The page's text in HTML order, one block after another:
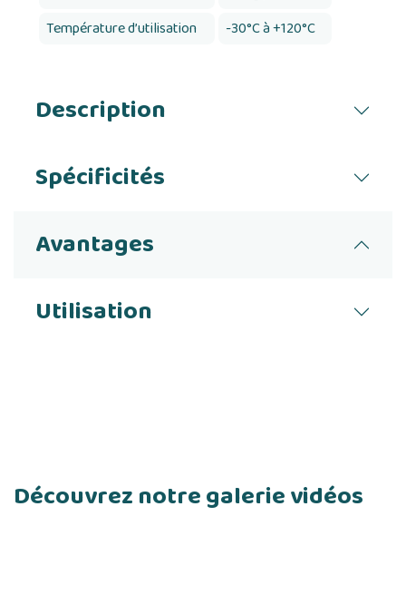
Température d’utilisation
-30°C à +120°C
Description
Spécificités
Avantages
Utilisation
Découvrez notre galerie vidéos